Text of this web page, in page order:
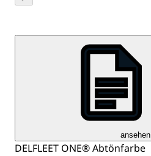
ansehen
DELFLEET ONE® Abtönfarbe